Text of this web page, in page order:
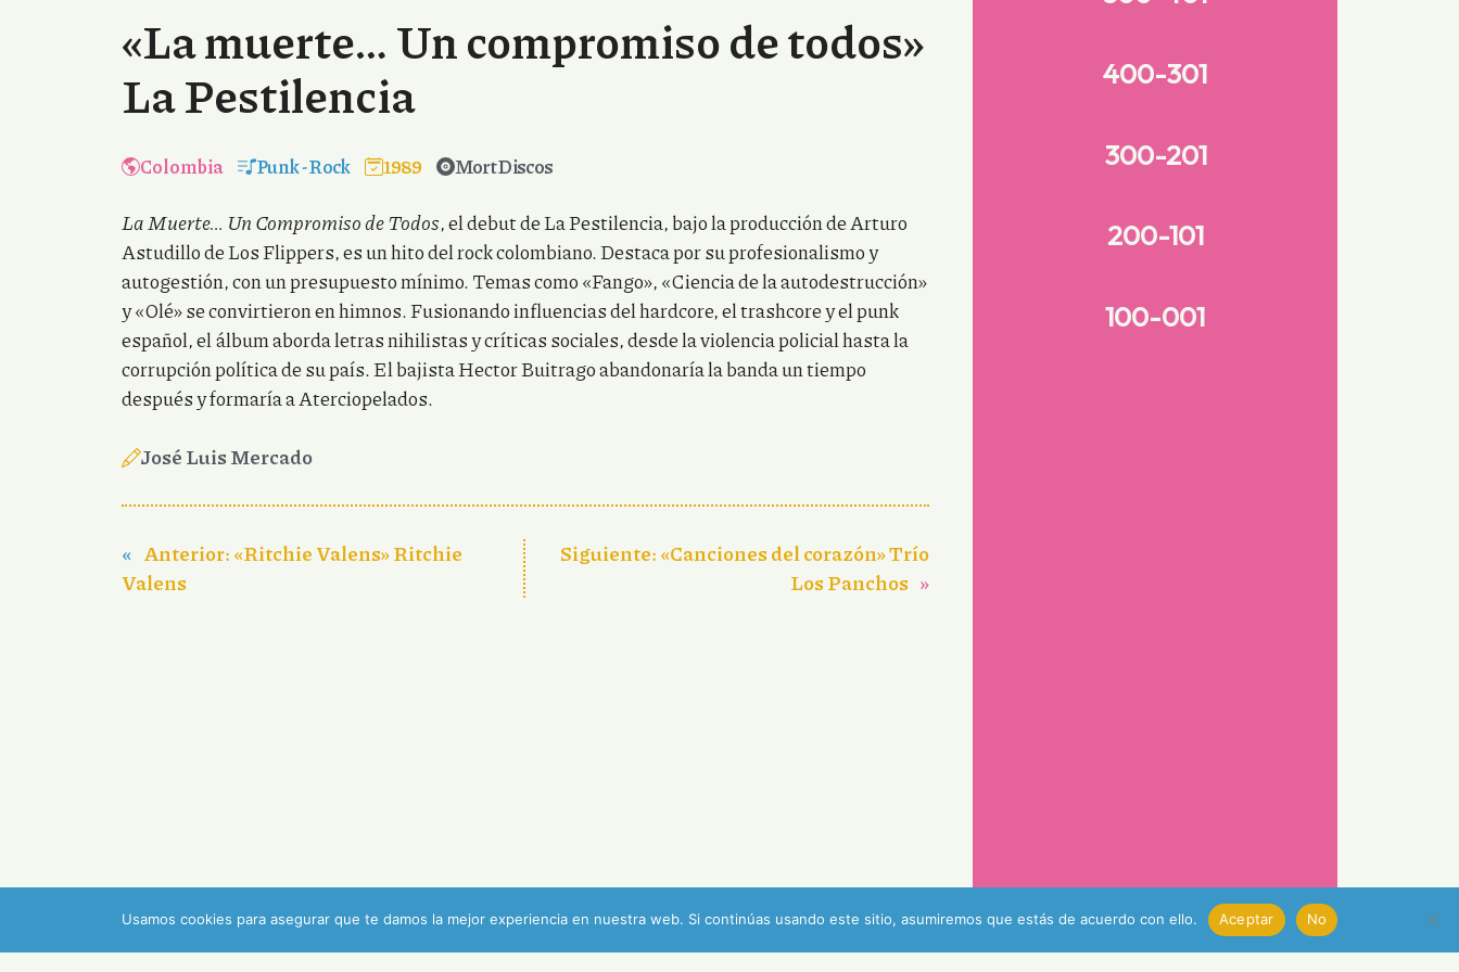
«La muerte… Un compromiso de todos»
La Pestilencia
Colombia Punk-Rock 1989 Mort Discos
La Muerte… Un Compromiso de Todos, el debut de La Pestilencia, bajo la producción de Arturo
Astudillo de Los Flippers, es un hito del rock colombiano. Destaca por su profesionalismo y
autogestión, con un presupuesto mínimo. Temas como «Fango», «Ciencia de la autodestrucción»
y «Olé» se convirtieron en himnos. Fusionando influencias del hardcore, el trashcore y el punk
español, el álbum aborda letras nihilistas y críticas sociales, desde la violencia policial hasta la
corrupción política de su país. El bajista Hector Buitrago abandonaría la banda un tiempo
después y formaría a Aterciopelados.
José Luis Mercado
« Anterior:«Ritchie Valens» Ritchie
Valens
Siguiente:«Canciones del corazón» Trío
Los Panchos »
400-301
300-201
200-101
100-001
Usamos cookies para asegurar que te damos la mejor experiencia en nuestra web. Si continúas usando este sitio, asumiremos que estás de acuerdo con ello. Aceptar No